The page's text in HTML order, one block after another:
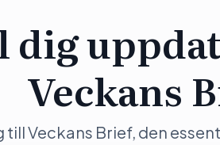
dig
Veckans
till Veckans Brief, den